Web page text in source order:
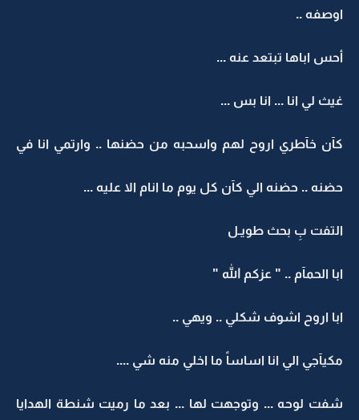
اوصفه ..
أحس اباها تبتعد عنه ...
غيث لي انا ... انا بس ...
كآن خآطري اروح لهم واسحبه من حضنها .. وارتمي انا في
حضنه .. حضنه الي كآن كل يوم ما انام الا عليه ...
التفت بِ بحث طويـل
ابا الحمآم .. " عزكم الله "
ابا اروح اشوف شكلي .. ويهي ..
مكيآجي الي انا اساساً ما اخلي منه شي ....
شفت لوحه ... وتوجهت لها ... بعد ما رميت شنطة الهدايا